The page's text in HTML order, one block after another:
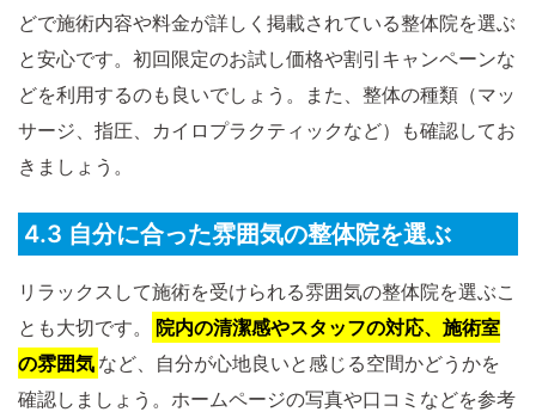
どで施術内容や料金が詳しく掲載されている整体院を選ぶ
と安心です。初回限定のお試し価格や割引キャンペーンな
どを利用するのも良いでしょう。また、整体の種類（マッ
サージ、指圧、カイロプラクティックなど）も確認してお
きましょう。
4.3 自分に合った雰囲気の整体院を選ぶ
リラックスして施術を受けられる雰囲気の整体院を選ぶこ
とも大切です。
院内の清潔感やスタッフの対応、施術室
の雰囲気 など、自分が心地良いと感じる空間かどうかを
確認しましょう。ホームページの写真や口コミなどを参考